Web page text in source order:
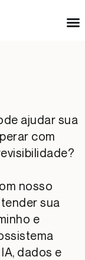
ajudar sua
com
nosso
sua
e
dados e